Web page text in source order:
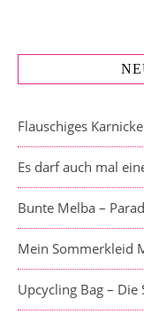
Flauschiges
Es darf auch mal
Bunte Melba –
Mein Sommerkleid
Upcycling Bag –